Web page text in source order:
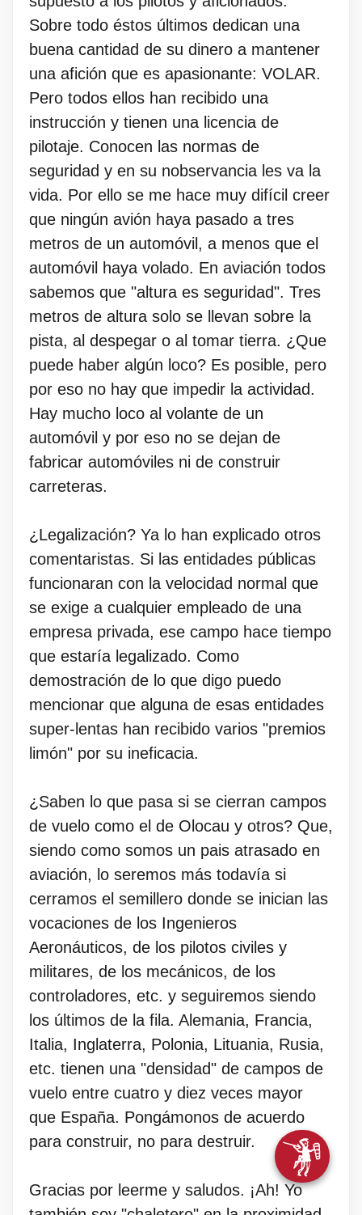
Sobre todo éstos últimos dedican una
buena cantidad de su dinero a mantener
una afición que es apasionante: VOLAR.
Pero todos ellos han recibido una
instrucción y tienen una licencia de
pilotaje. Conocen las normas de
seguridad y en su nobservancia les va la
vida. Por ello se me hace muy difícil creer
que ningún avión haya pasado a tres
metros de un automóvil, a menos que el
automóvil haya volado. En aviación todos
sabemos que "altura es seguridad". Tres
metros de altura solo se llevan sobre la
pista, al despegar o al tomar tierra. ¿Que
puede haber algún loco? Es posible, pero
por eso no hay que impedir la actividad.
Hay mucho loco al volante de un
automóvil y por eso no se dejan de
fabricar automóviles ni de construir
carreteras.
¿Legalización? Ya lo han explicado otros
comentaristas. Si las entidades públicas
funcionaran con la velocidad normal que
se exige a cualquier empleado de una
empresa privada, ese campo hace tiempo
que estaría legalizado. Como
demostración de lo que digo puedo
mencionar que alguna de esas entidades
super-lentas han recibido varios "premios
limón" por su ineficacia.
¿Saben lo que pasa si se cierran campos
de vuelo como el de Olocau y otros? Que,
siendo como somos un pais atrasado en
aviación, lo seremos más todavía si
cerramos el semillero donde se inician las
vocaciones de los Ingenieros
Aeronáuticos, de los pilotos civiles y
militares, de los mecánicos, de los
controladores, etc. y seguiremos siendo
los últimos de la fila. Alemania, Francia,
Italia, Inglaterra, Polonia, Lituania, Rusia,
etc. tienen una "densidad" de campos de
vuelo entre cuatro y diez veces mayor
que España. Pongámonos de acuerdo
para construir, no para destruir.
Gracias por leerme y saludos. ¡Ah! Yo